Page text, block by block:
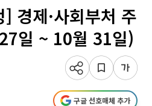
경제·사회부처 주
일 ~ 10월 31일)
구글 선호매체 추가